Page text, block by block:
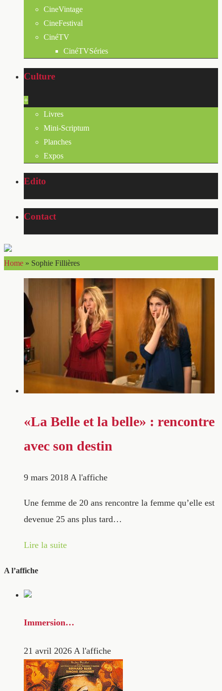
CineVintage
CineFestival
CinéTV
CinéTVSéries
Culture
+
Livres
Mini-Scriptum
Planches
Expos
Edito
Contact
Home » Sophie Fillières
«La Belle et la belle» : rencontre
avec son destin
9 mars 2018 A l'affiche
Une femme de 20 ans rencontre la femme qu’elle est
devenue 25 ans plus tard…
Lire la suite
A l’affiche
Immersion…
21 avril 2026 A l'affiche